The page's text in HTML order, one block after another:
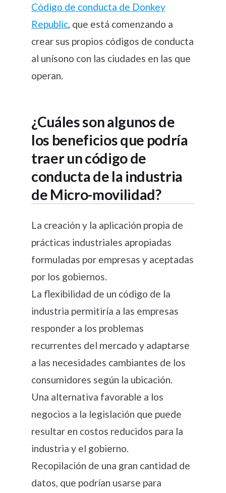
Código de conducta de Donkey
Republic, que está comenzando a
crear sus propios códigos de conducta
al unísono con las ciudades en las que
operan.
¿Cuáles son algunos de
los beneficios que podría
traer un código de
conducta de la industria
de Micro-movilidad?
La creación y la aplicación propia de
prácticas industriales apropiadas
formuladas por empresas y aceptadas
por los gobiernos.
La flexibilidad de un código de la
industria permitiría a las empresas
responder a los problemas
recurrentes del mercado y adaptarse
a las necesidades cambiantes de los
consumidores según la ubicación.
Una alternativa favorable a los
negocios a la legislación que puede
resultar en costos reducidos para la
industria y el gobierno.
Recopilación de una gran cantidad de
datos, que podrían usarse para